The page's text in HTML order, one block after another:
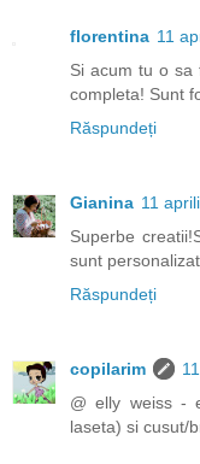
florentina 11
Si acum tu o sa
completa! Sunt
Răspundeți
Gianina 11
Superbe
sunt
Răspundeți
copilarim
@ elly weiss -
laseta) si cusut/